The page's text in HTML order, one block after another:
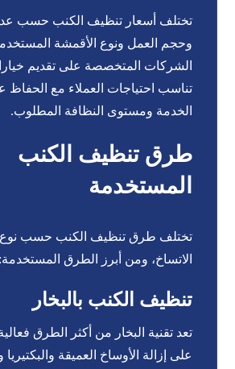
تختلف أسعار تنظيف الكنب حسب
وحجم العمل ونوع الأقمشة
الشركات المتخصصة على تقديم
تناسب احتياجات العملاء مع الحفاظ
الخدمة ومستوى النظافة المطلوب.
طرق تنظيف الكنب
المستخدمة
تختلف طرق تنظيف الكنب حسب
الاتساخ، ومن أبرز الطرق المستخدمة:
تنظيف الكنب بالبخار
تعد تقنية البخار من أكثر الطرق
على إزالة الأوساخ العميقة والبكتيريا